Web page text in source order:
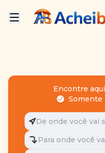
Encontre
Somente
De onde você vai
Para onde você